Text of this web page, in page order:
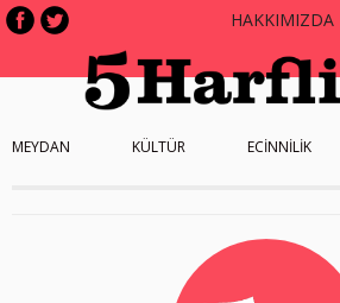
HAKKIMIZDA
MEYDAN KÜLTÜR ECİNNİLİK